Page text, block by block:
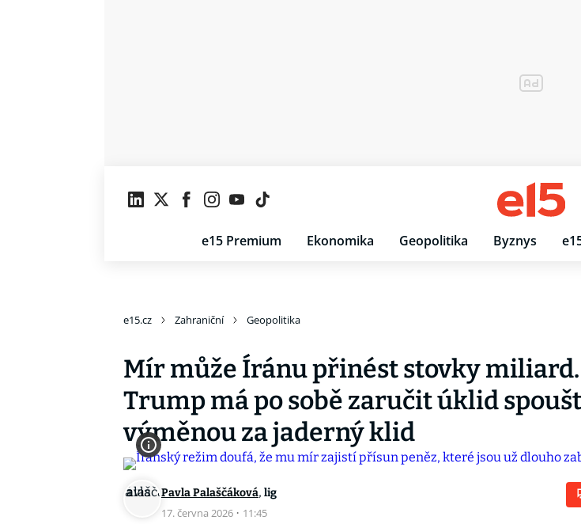
e15 Premium Ekonomika Geopolitika Byznys
e15.cz Zahraniční Geopolitika
Mír může Íránu přinést stovky miliard.
Trump má po sobě zaručit úklid
výměnou za jaderný klid
Pavla Palaščáková, lig
17. června 2026 · 11:45